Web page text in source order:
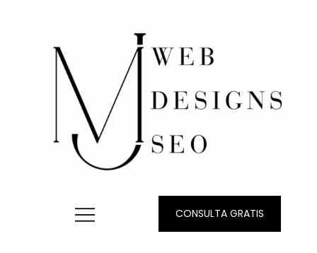
CONSULTA GRATIS